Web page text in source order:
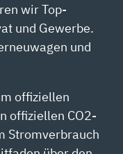
wir Top-
und Gewerbe.
und
offiziellen
offiziellen CO2-
Stromverbrauch